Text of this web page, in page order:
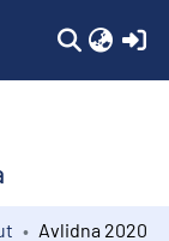
Avlidna 2020